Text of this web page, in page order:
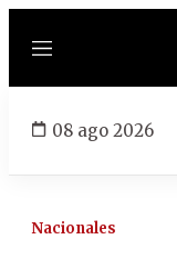
Menú
08 ago 2026
Nacionales